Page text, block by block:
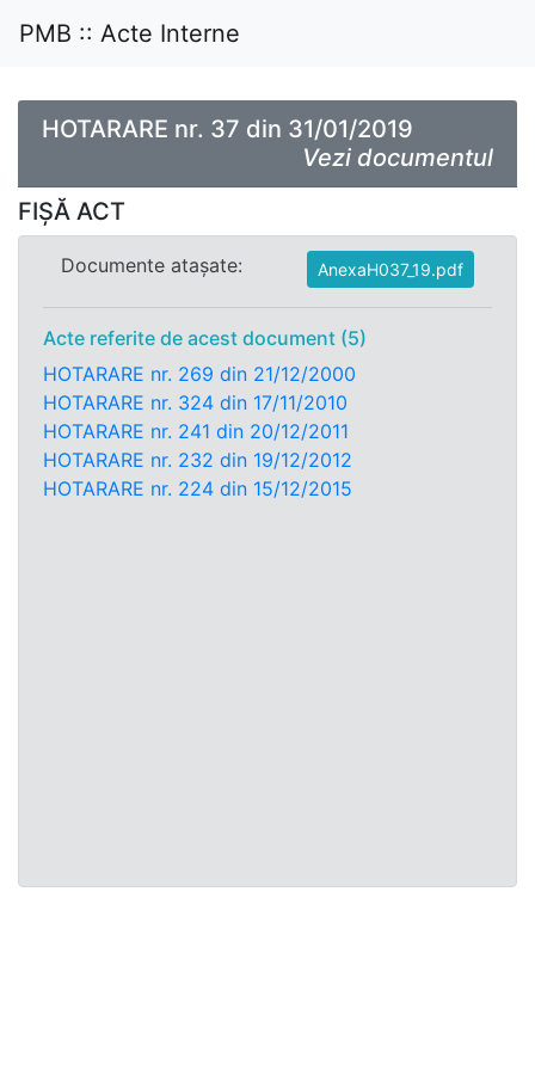
PMB :: Acte Interne
HOTARARE nr. 37 din 31/01/2019
Vezi documentul
FIȘĂ ACT
Documente atașate: AnexaH037_19.pdf
Acte referite de acest document (5)
HOTARARE nr. 269 din 21/12/2000
HOTARARE nr. 324 din 17/11/2010
HOTARARE nr. 241 din 20/12/2011
HOTARARE nr. 232 din 19/12/2012
HOTARARE nr. 224 din 15/12/2015